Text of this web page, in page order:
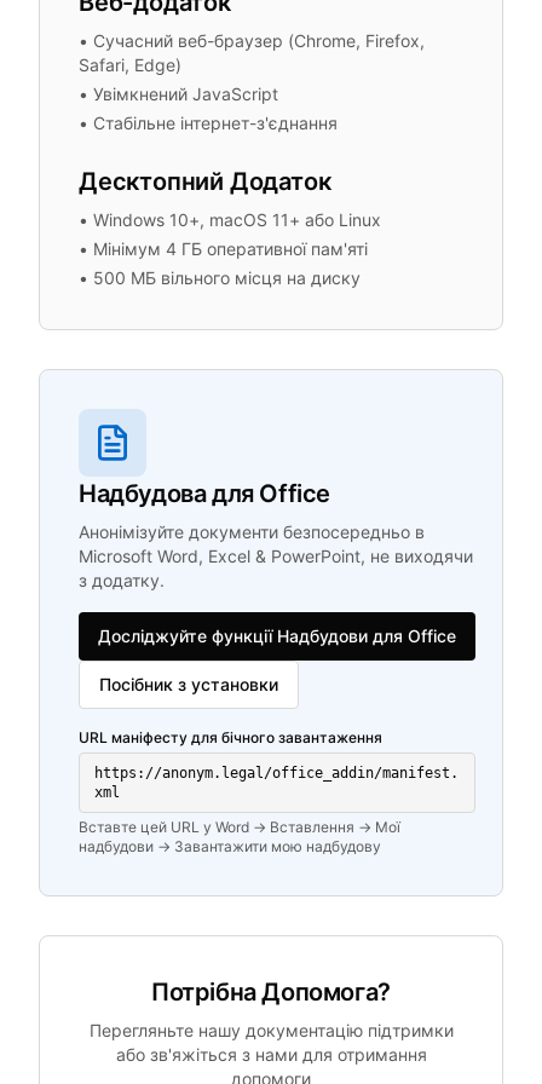
• Сучасний веб-браузер (Chrome, Firefox,
Safari, Edge)
• Увімкнений JavaScript
• Стабільне інтернет-з'єднання
Десктопний Додаток
• Windows 10+, macOS 11+ або Linux
• Мінімум 4 ГБ оперативної пам'яті
• 500 МБ вільного місця на диску
Надбудова для Office
Анонімізуйте документи безпосередньо в
Microsoft Word, Excel & PowerPoint, не виходячи
з додатку.
Досліджуйте функції Надбудови для Office
Посібник з установки
URL маніфесту для бічного завантаження
https://anonym.legal/office_addin/manifest.
xml
Вставте цей URL у Word → Вставлення → Мої
надбудови → Завантажити мою надбудову
Потрібна Допомога?
Перегляньте нашу документацію підтримки
або зв'яжіться з нами для отримання
допомоги